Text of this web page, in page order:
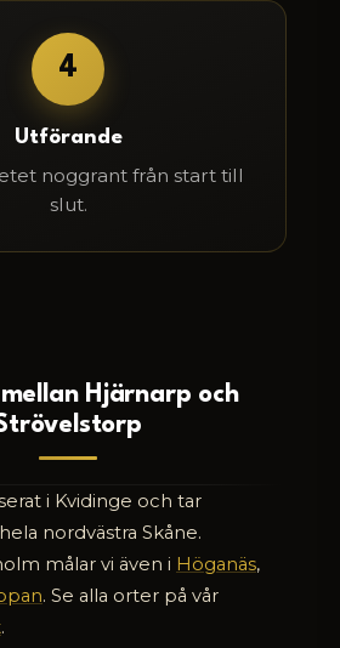
4
Utförande
noggrant från start till
slut.
Hjärnarp och
i Kvidinge och tar
nordvästra Skåne.
målar vi även i Höganäs,
. Se alla orter på vår
.